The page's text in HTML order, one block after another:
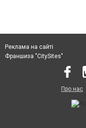
Реклама на сайті
Франшиза "CitySites"
Про нас